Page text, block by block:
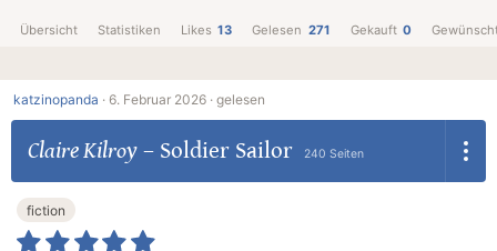
Übersicht Statistiken Likes 13 Gelesen 271 Gekauft 0
katzinopanda · 6. Februar 2026 · gelesen
Claire Kilroy– Soldier Sailor 240 Seiten
fiction